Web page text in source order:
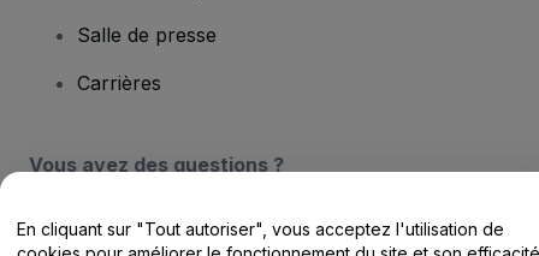
Salle de presse
Carrières
Vous avez des questions ?
Centre d'assistance / Nous contacter
En cliquant sur "Tout autoriser", vous acceptez l'utilisation de